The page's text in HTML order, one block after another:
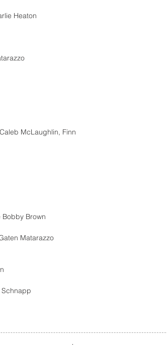
Heaton
McLaughlin, Finn
Bobby Brown
Matarazzo
Schnapp